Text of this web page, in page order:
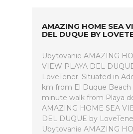
AMAZING HOME SEA
DEL DUQUE BY
Ubytovanie AMAZING
VIEW PLAYA DEL
LoveTener. Situated in
km from El Duque Beach
minute walk from Playa
AMAZING HOME SEA
DEL DUQUE by
Ubytovanie AMAZING